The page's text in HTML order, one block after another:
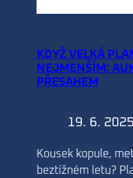
KDYŽ VELKÁ
NEJMENŠÍM:
PŘESAHEM
19. 6. 2025
Kousek kopule,
beztížném letu?